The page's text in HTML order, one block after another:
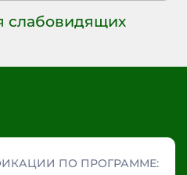
слабовидящих
ПО ПРОГРАММЕ: